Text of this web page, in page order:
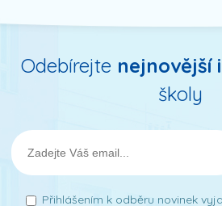
Odebírejte nejnovější
školy
Přihlášením k odběru novinek